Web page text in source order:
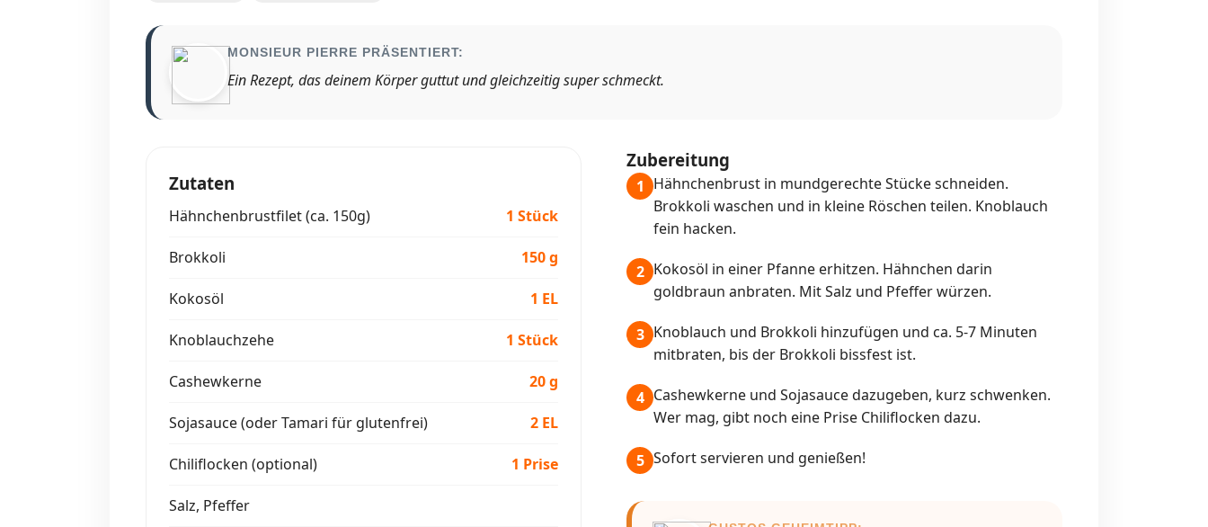
MONSIEUR PIERRE PRÄSENTIERT:
Ein Rezept, das deinem Körper guttut und gleichzeitig super schmeckt.
Zutaten
Hähnchenbrustfilet (ca. 150g) 1 Stück
Brokkoli 150 g
Kokosöl 1 EL
Knoblauchzehe 1 Stück
Cashewkerne 20 g
Sojasauce (oder Tamari für glutenfrei) 2 EL
Chiliflocken (optional) 1 Prise
Salz, Pfeffer
Zubereitung
1 Hähnchenbrust in mundgerechte Stücke schneiden.
Brokkoli waschen und in kleine Röschen teilen. Knoblauch
fein hacken.
2 Kokosöl in einer Pfanne erhitzen. Hähnchen darin
goldbraun anbraten. Mit Salz und Pfeffer würzen.
3 Knoblauch und Brokkoli hinzufügen und ca. 5-7 Minuten
mitbraten, bis der Brokkoli bissfest ist.
4 Cashewkerne und Sojasauce dazugeben, kurz schwenken.
Wer mag, gibt noch eine Prise Chiliflocken dazu.
5 Sofort servieren und genießen!